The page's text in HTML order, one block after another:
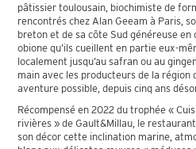
pâtissier toulousain, biochimiste de
rencontrés chez Alan Geeam à Paris,
breton et de sa côte Sud généreuse
obione qu’ils cueillent en partie eux-
localement jusqu’au safran ou au
main avec les producteurs de la
aventure possible, depuis cinq ans
Récompensé en 2022 du trophée «
rivières » de Gault&Millau, le
son décor cette inclination marine,